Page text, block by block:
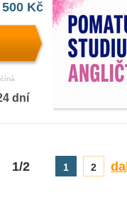
Kč
dní
1/2 1 2